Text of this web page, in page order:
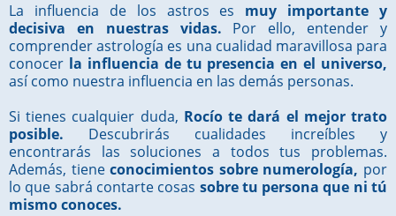
La influencia de los astros es muy importante y
decisiva en nuestras vidas. Por ello, entender y
comprender astrología es una cualidad maravillosa para
conocer la influencia de tu presencia en el universo,
así como nuestra influencia en las demás personas.
Si tienes cualquier duda, Rocío te dará el mejor trato
posible. Descubrirás cualidades increíbles y
encontrarás las soluciones a todos tus problemas.
Además, tieneconocimientos sobre numerología, por
lo que sabrá contarte cosas sobre tu persona que ni tú
mismo conoces.